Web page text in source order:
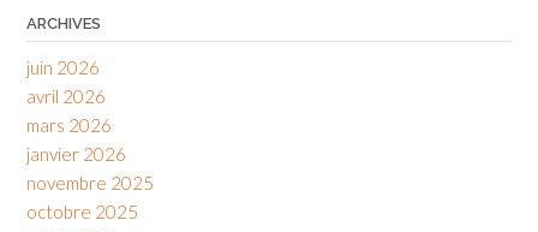
ARCHIVES
juin 2026
avril 2026
mars 2026
janvier 2026
novembre 2025
octobre 2025